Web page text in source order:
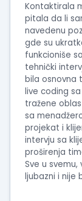
Kontaktirala
pitala da li
navedenu
gde su
funkcioniše
tehnički
bila osnovna
live coding
tražene
sa
projekat i
intervju sa
proširenja
Sve u svemu,
ljubazni i nije